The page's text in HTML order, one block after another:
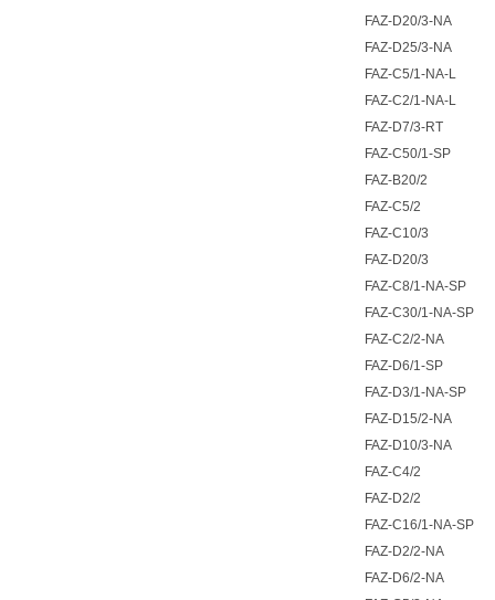
FAZ-D20/3-NA
FAZ-D25/3-NA
FAZ-C5/1-NA-L
FAZ-C2/1-NA-L
FAZ-D7/3-RT
FAZ-C50/1-SP
FAZ-B20/2
FAZ-C5/2
FAZ-C10/3
FAZ-D20/3
FAZ-C8/1-NA-SP
FAZ-C30/1-NA-SP
FAZ-C2/2-NA
FAZ-D6/1-SP
FAZ-D3/1-NA-SP
FAZ-D15/2-NA
FAZ-D10/3-NA
FAZ-C4/2
FAZ-D2/2
FAZ-C16/1-NA-SP
FAZ-D2/2-NA
FAZ-D6/2-NA